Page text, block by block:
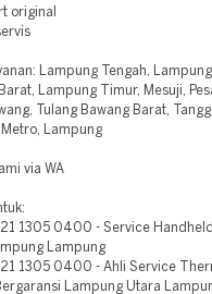
original
Lampung Tengah,
Lampung Timur, Mesuji,
Tulang Bawang Barat,
Metro, Lampung
via WA
1305 0400 - Service
Lampung
1305 0400 - Ahli Service
Lampung Utara